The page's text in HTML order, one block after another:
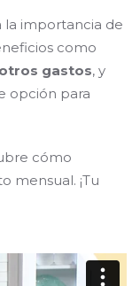
la importancia de
como
gastos, y
opción para
cómo
mensual. ¡Tu